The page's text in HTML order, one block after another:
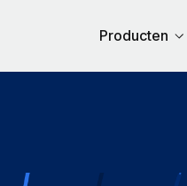
Producten